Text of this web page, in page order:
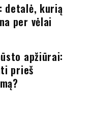
detalė, kurią
per vėlai
apžiūrai:
prieš